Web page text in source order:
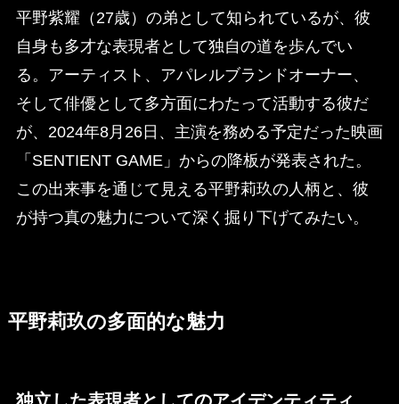
平野紫耀（27歳）の弟として知られているが、彼
自身も多才な表現者として独自の道を歩んでい
る。アーティスト、アパレルブランドオーナー、
そして俳優として多方面にわたって活動する彼だ
が、2024年8月26日、主演を務める予定だった映画
「SENTIENT GAME」からの降板が発表された。
この出来事を通じて見える平野莉玖の人柄と、彼
が持つ真の魅力について深く掘り下げてみたい。
平野莉玖の多面的な魅力
独立した表現者としてのアイデンティティ